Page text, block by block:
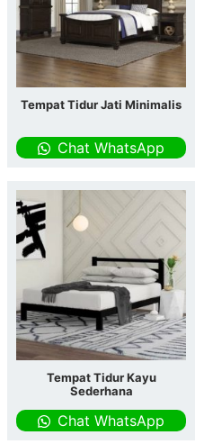
Tempat Tidur Jati Minimalis
Chat WhatsApp
Tempat Tidur Kayu
Sederhana
Chat WhatsApp